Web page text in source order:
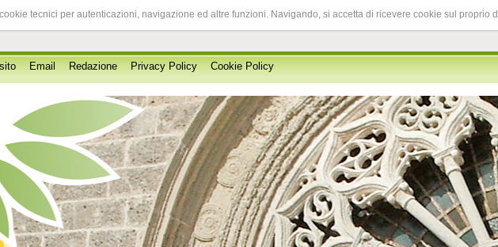
tecnici per autenticazioni, navigazione ed altre funzioni. Navigando, si accetta di ricevere cookie sul proprio
Email Redazione Privacy Policy Cookie Policy